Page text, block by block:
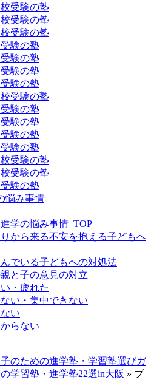
受験の塾
受験の塾
受験の塾
験の塾
験の塾
験の塾
験の塾
受験の塾
験の塾
験の塾
験の塾
験の塾
受験の塾
受験の塾
験の塾
悩み事情
学の悩み事情_TOP
から来る不安を抱える子どもへ
でいる子どもへの対処法
と子の意見の対立
・疲れた
い・集中できない
い
らない
のための進学塾・学習塾選びガ
学習塾・進学塾22選in大阪 » ブ